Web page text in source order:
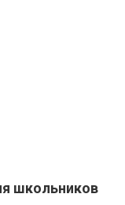
школьников